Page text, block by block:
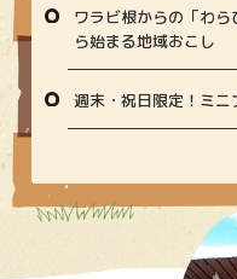
ワラビ根からの「わ
ら始まる地域おこし
週末・祝日限定！ミニ